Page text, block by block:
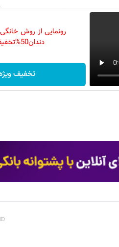
رونمایی از روش
دندان50%تخفیف🔥
تخفیف